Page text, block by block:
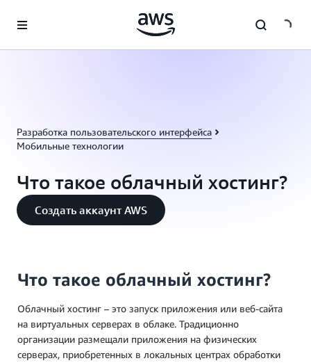
Перейти к главному контенту
Разработка пользовательского интерфейса
Мобильные технологии
Что такое облачный хостинг?
Создать аккаунт AWS
Что такое облачный хостинг?
Облачный хостинг – это запуск приложения или веб-сайта
на виртуальных серверах в облаке. Традиционно
организации размещали приложения на физических
серверах, приобретенных в локальных центрах обработки